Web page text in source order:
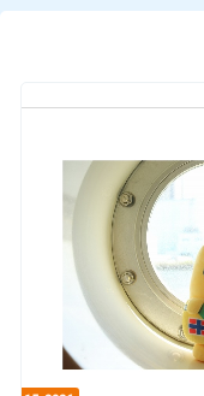
3月 31, 2026
お気に入り